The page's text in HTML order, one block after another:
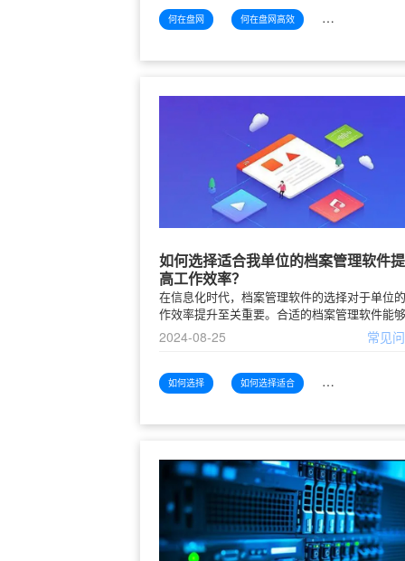
何在盘网 何在盘网高效 何在盘网高效存储
如何选择适合我单位的档案管理软件提
高工作效率？
在信息化时代，档案管理软件的选择对于单位
作效率提升至关重要。合适的档案管理软件能
提高资料的存储、检索与管理效率，减少人力耗
损，提高信息的性与可靠性。然而，面对市场
2024-08-25 常见
如何选择 如何选择适合 如何选择适合单位